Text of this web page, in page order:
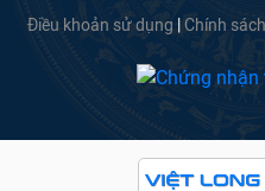
Điều khoản sử dụng Chính